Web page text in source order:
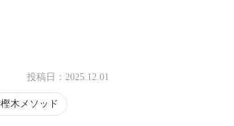
投稿日： 2025.12.01
樫木メソッド